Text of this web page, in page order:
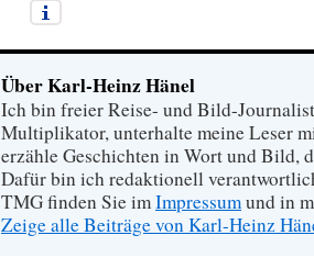
Über Karl-Heinz Hänel
Ich bin freier Reise- und Bild-
Multiplikator, unterhalte meine Leser
erzähle Geschichten in Wort und Bild,
Dafür bin ich redaktionell
TMG finden Sie imImpressumund in
Zeige alle Beiträge von Karl-Heinz